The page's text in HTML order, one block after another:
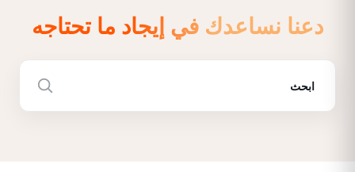
دعنا نساعدك في إيجاد ما تحتاجه